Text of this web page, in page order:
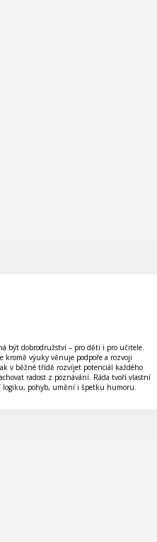
být dobrodružství – pro děti i pro učitele.
kromě výuky věnuje podpoře a rozvoji
v běžné třídě rozvíjet potenciál každého
radost z poznávání. Ráda tvoří vlastní
logiku, pohyb, umění i špetku humoru.